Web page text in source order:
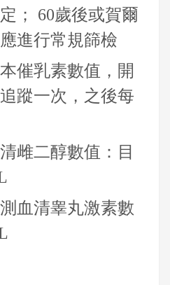
； 60歲後或賀爾
進行常規篩檢
催乳素數值，開
蹤一次，之後每
雌二醇數值：目
血清睾丸激素數